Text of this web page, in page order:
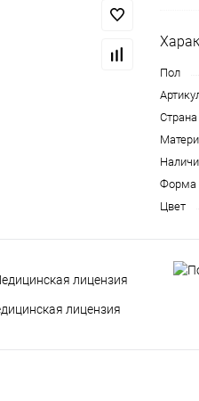
Пол
Страна
Форма
Цвет
лицензия